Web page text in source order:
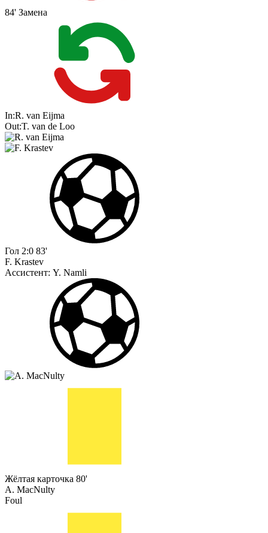
84' Замена
In:R. van Eijma
Out:T. van de Loo
Гол 2:0 83'
F. Krastev
Ассистент: Y. Namli
Жёлтая карточка 80'
A. MacNulty
Foul